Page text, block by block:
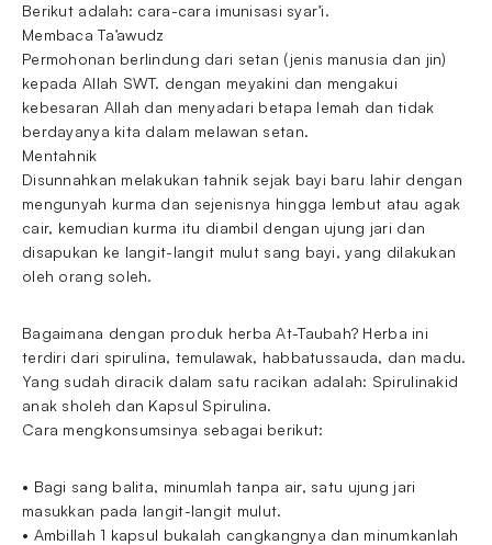
Berikut adalah: cara-cara imunisasi syar’i.
Membaca Ta’awudz
Permohonan berlindung dari setan (jenis manusia dan jin)
kepada Allah SWT. dengan meyakini dan mengakui
kebesaran Allah dan menyadari betapa lemah dan tidak
berdayanya kita dalam melawan setan.
Mentahnik
Disunnahkan melakukan tahnik sejak bayi baru lahir dengan
mengunyah kurma dan sejenisnya hingga lembut atau agak
cair, kemudian kurma itu diambil dengan ujung jari dan
disapukan ke langit-langit mulut sang bayi, yang dilakukan
oleh orang soleh.
Bagaimana dengan produk herba At-Taubah? Herba ini
terdiri dari spirulina, temulawak, habbatussauda, dan madu.
Yang sudah diracik dalam satu racikan adalah: Spirulinakid
anak sholeh dan Kapsul Spirulina.
Cara mengkonsumsinya sebagai berikut:
• Bagi sang balita, minumlah tanpa air, satu ujung jari
masukkan pada langit-langit mulut.
• Ambillah 1 kapsul bukalah cangkangnya dan minumkanlah